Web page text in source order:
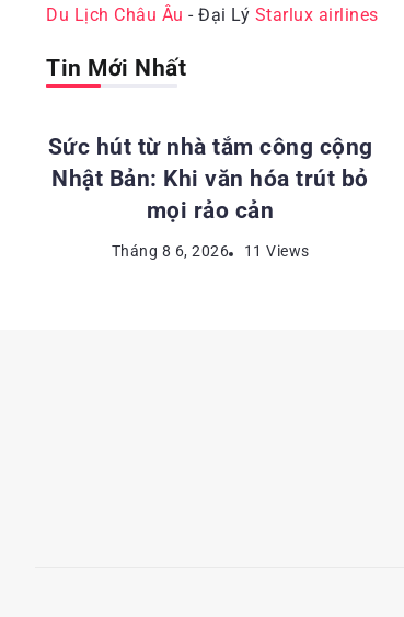
Du Lịch Châu Âu - Đại Lý Starlux airlines
Tin Mới Nhất
ĐỊA ĐIỂM DU LỊCH NHẬT BẢN
Sức hút từ nhà tắm công cộng
Nhật Bản: Khi văn hóa trút bỏ
mọi rảo cản
Tháng 8 6, 2026 11 Views